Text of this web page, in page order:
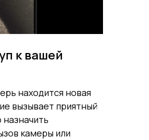
к вашей
находится новая
вызывает приятный
камеры или